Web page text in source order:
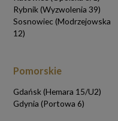
Rybnik (Wyzwolenia 39)
Sosnowiec (Modrzejowska
12)
Pomorskie
Gdańsk (Hemara 15/U2)
Gdynia (Portowa 6)